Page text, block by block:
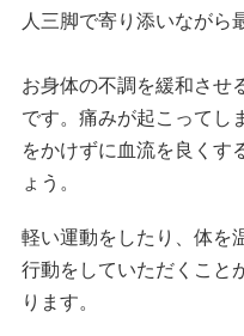
人三脚で寄り添いながら
お身体の不調を緩和させ
です。痛みが起こってし
をかけずに血流を良くす
ょう。
軽い運動をしたり、体を
行動をしていただくこと
ります。